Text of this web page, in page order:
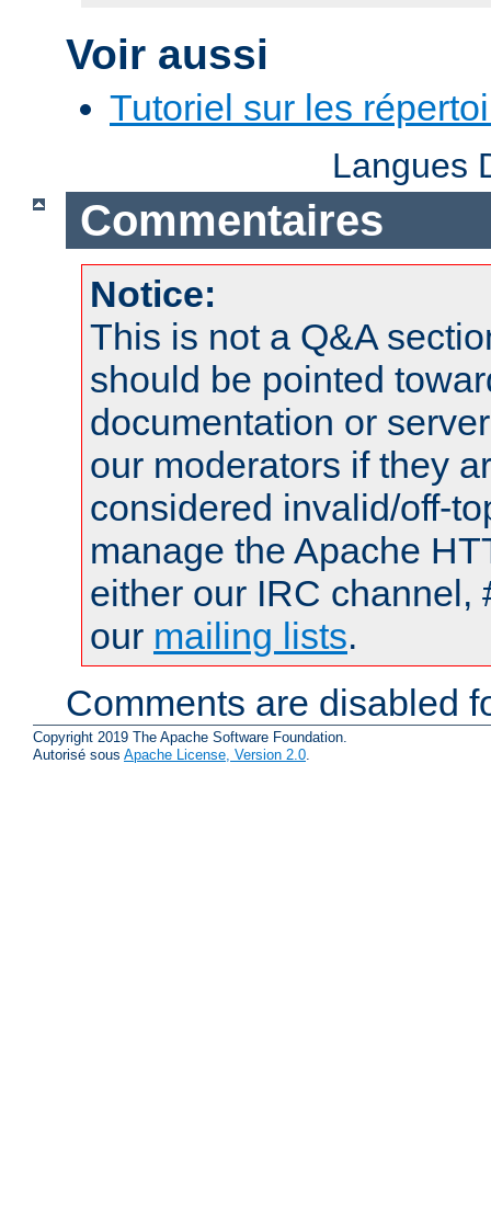
Voir aussi
Tutoriel sur les
Langues
Commentaires
Notice:
This is not a Q&A
should be pointed
documentation or
our moderators if they
considered invalid/off-
manage the Apache
either our IRC channel,
our mailing lists.
Comments are disabled
Copyright 2019 The Apache Software Foundation.
Autorisé sous Apache License, Version 2.0